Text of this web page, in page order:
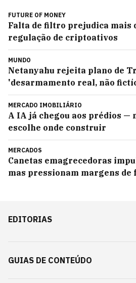
FUTURE OF MONEY
Falta de filtro prejudica mais
regulação de criptoativos
MUNDO
Netanyahu rejeita plano de
'desarmamento real, não
MERCADO IMOBILIÁRIO
A IA já chegou aos prédios —
escolhe onde construir
MERCADOS
Canetas emagrecedoras
mas pressionam margens de
EDITORIAS
GUIAS DE CONTEÚDO